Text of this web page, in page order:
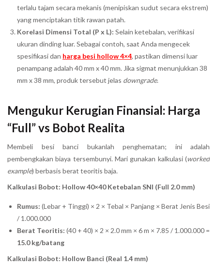
terlalu tajam secara mekanis (menipiskan sudut secara ekstrem)
yang menciptakan titik rawan patah.
Korelasi Dimensi Total (P x L): Selain ketebalan, verifikasi
ukuran dinding luar. Sebagai contoh, saat Anda mengecek
spesifikasi dan harga besi hollow 4×4, pastikan dimensi luar
penampang adalah 40 mm x 40 mm. Jika sigmat menunjukkan 38
mm x 38 mm, produk tersebut jelas downgrade.
Mengukur Kerugian Finansial: Harga
“Full” vs Bobot Realita
Membeli besi banci bukanlah penghematan; ini adalah
pembengkakan biaya tersembunyi. Mari gunakan kalkulasi (worked
example) berbasis berat teoritis baja.
Kalkulasi Bobot: Hollow 40×40 Ketebalan SNI (Full 2.0 mm)
Rumus: (Lebar + Tinggi) × 2 × Tebal × Panjang × Berat Jenis Besi
/ 1.000.000
Berat Teoritis: (40 + 40) × 2 × 2.0 mm × 6 m × 7.85 / 1.000.000 =
15.0 kg/batang
Kalkulasi Bobot: Hollow Banci (Real 1.4 mm)